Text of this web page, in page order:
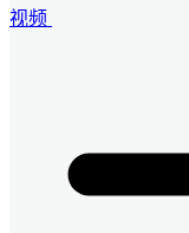
视频